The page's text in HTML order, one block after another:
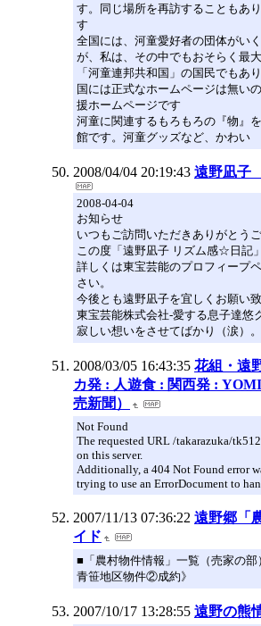
す。同じ場所を再訪することもあ
す
全国には、河童愛好者の団体がい
が、私は、その中でもおそらく最
「河童連邦共和国」の国民でもあ
国には正式なホームページは無い
援ホームページです
河童に関連するもろもろの『物』
館です。河童グッズなど、かわい
2008/04/04 20:19:43 遠野凪
2008-04-04
お知らせ
いつもご訪問いただきありがとうご
この度「遠野凪子 リズム感☆日記
詳しくは東宝芸能のプロフィープ
さい。
今後とも遠野凪子を宜しくお願い致
東宝芸能株式会社-愛する息子達悠
寂しい想いをさせてばかり（涙）。
2008/03/05 16:43:35 花組・遠
カ発 : 人遊食 : 関西発 :
売新聞）
Not Found
The requested URL /takarazuka/
on this server.
Additionally, a 404 Not Found error
trying to use an ErrorDocument to
2007/11/13 07:36:22 遠野郷「
イド
■「農村物件情報」一覧（売家の部
青笹地区物件②成約》
2007/10/17 13:28:55 遠野の熊